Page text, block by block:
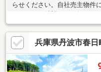
らせください。自社売主物件
リーニング、鍵交換、雨漏り
ト】・本物件は条件により住
漏り、構造上主要な部分の欠
についてお引渡しより２年間
間保証。
兵庫県丹波市春